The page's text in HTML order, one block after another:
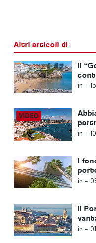
Altri articoli di
Il
in -
in -
I
per
in -
Il
in -